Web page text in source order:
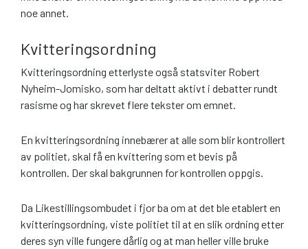
noe annet.
Kvitteringsordning
Kvitteringsordning etterlyste også statsviter Robert
Nyheim-Jomisko, som har deltatt aktivt i debatter rundt
rasisme og har skrevet flere tekster om emnet.
En kvitteringsordning innebærer at alle som blir kontrollert
av politiet, skal få en kvittering som et bevis på
kontrollen. Der skal bakgrunnen for kontrollen oppgis.
Da Likestillingsombudet i fjor ba om at det ble etablert en
kvitteringsordning, viste politiet til at en slik ordning etter
deres syn ville fungere dårlig og at man heller ville bruke